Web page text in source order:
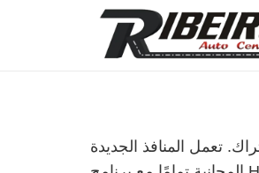
الحاجة إلى اشتراك. تعمل المنافذ الجديدة